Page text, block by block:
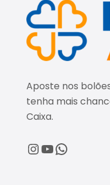
Aposte nos
tenha mais
Caixa.
Central de